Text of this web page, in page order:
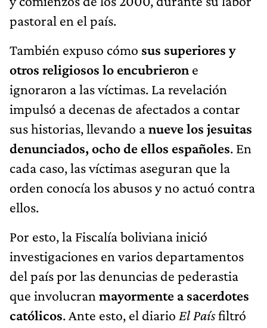
pastoral en el país.
También expuso cómo sus superiores y
otros religiosos lo encubrieron e
ignoraron a las víctimas. La revelación
impulsó a decenas de afectados a contar
sus historias, llevando anueve los jesuitas
denunciados, ocho de ellos españoles. En
cada caso, las víctimas aseguran que la
orden conocía los abusos y no actuó contra
ellos.
Por esto, la Fiscalía boliviana inició
investigaciones en varios departamentos
del país por las denuncias de pederastia
que involucran mayormente a sacerdotes
católicos. Ante esto, el diario El Paísfiltró